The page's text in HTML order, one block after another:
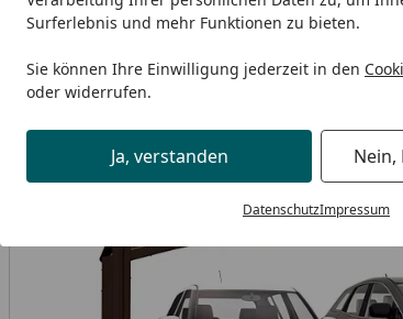
Surferlebnis und mehr Funktionen zu bieten.
Sie können Ihre Einwilligung jederzeit in den
oder widerrufen.
Ja, verstanden Nein,
DatenschutzImpressum